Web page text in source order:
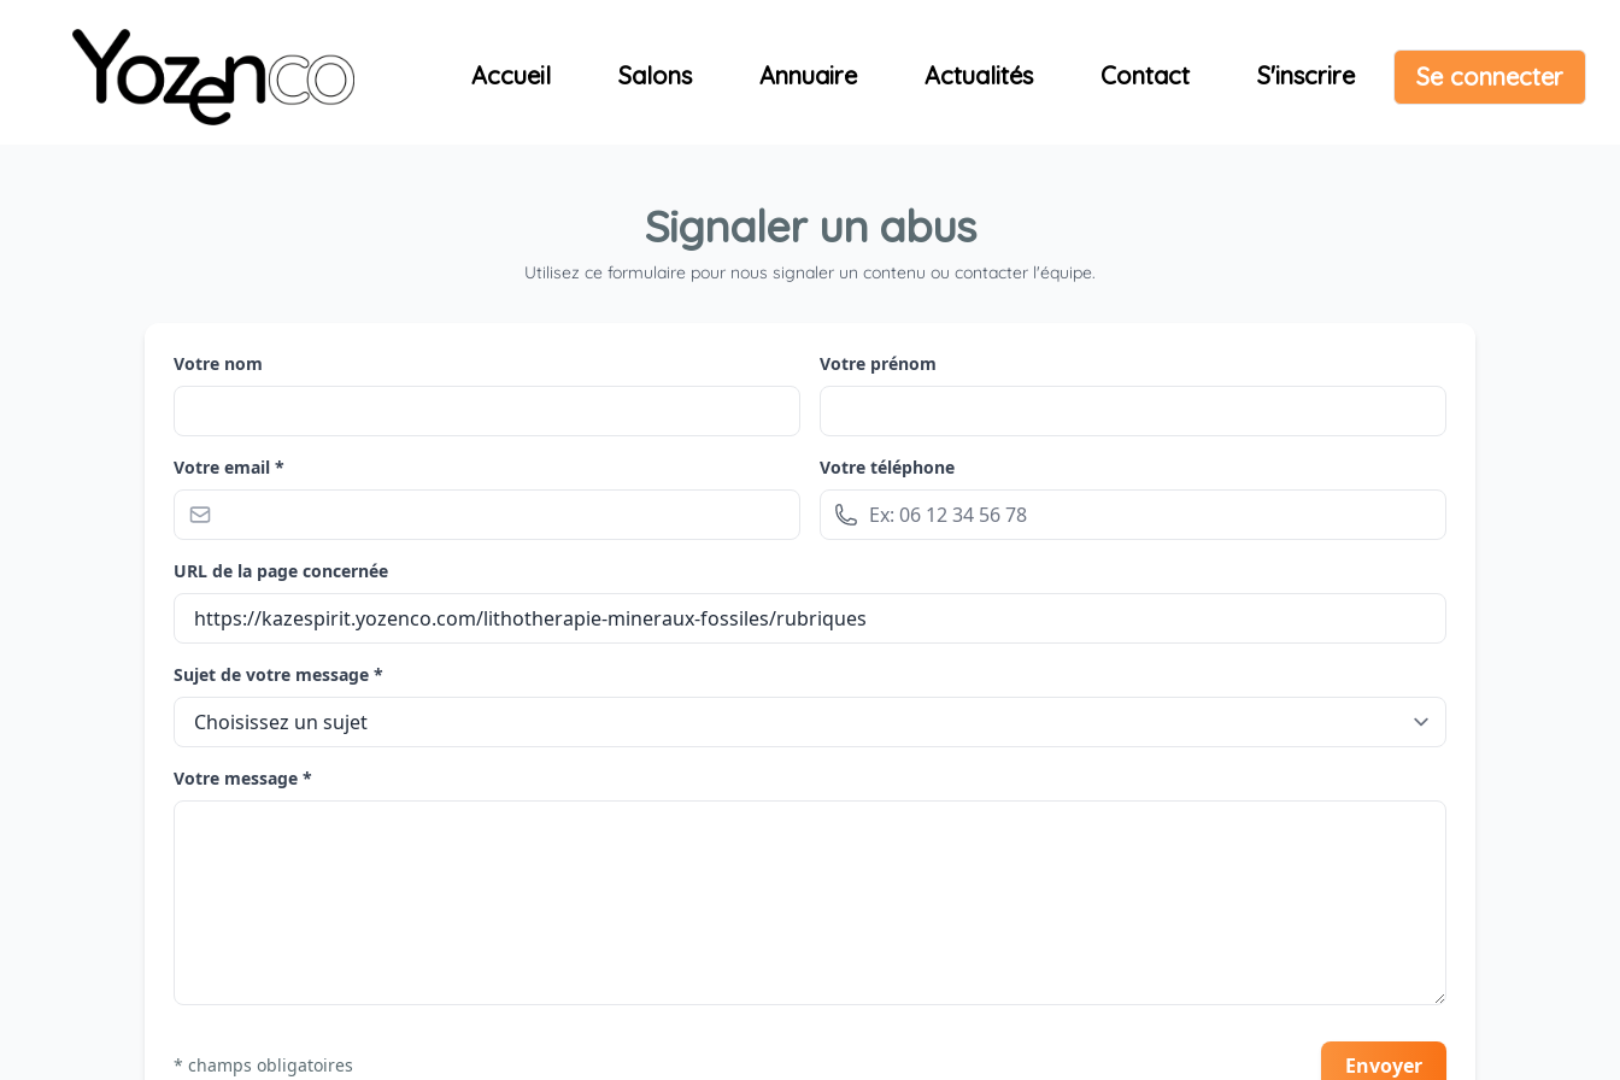
Yozenco - Organisateur de Salons, Evénements et Concerts
Accueil Salons Annuaire Actualités Contact S'inscrire Se connecter
Signaler un abus
Utilisez ce formulaire pour nous signaler un contenu ou contacter l'équipe.
Votre nom Votre prénom
Votre email * Votre téléphone
URL de la page concernée
Sujet de votre message *
Votre message *
* champs obligatoires Envoyer